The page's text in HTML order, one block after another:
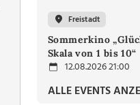
Freistadt
Sommerkino
Skala von 1 bis 10“
12.08.2026 21:00
ALLE EVENTS